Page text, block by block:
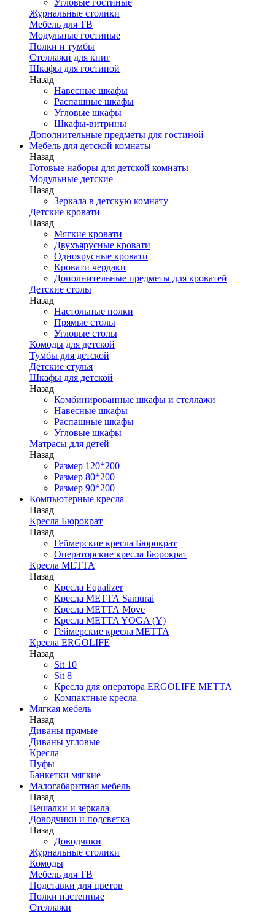
Угловые гостиные
Журнальные столики
Мебель для ТВ
Модульные гостиные
Полки и тумбы
Стеллажи для книг
Шкафы для гостиной
Назад
Навесные шкафы
Распашные шкафы
Угловые шкафы
Шкафы-витрины
Дополнительные предметы для гостиной
Мебель для детской комнаты
Назад
Готовые наборы для детской комнаты
Модульные детские
Назад
Зеркала в детскую комнату
Детские кровати
Назад
Мягкие кровати
Двухъярусные кровати
Одноярусные кровати
Кровати чердаки
Дополнительные предметы для кроватей
Детские столы
Назад
Настольные полки
Прямые столы
Угловые столы
Комоды для детской
Тумбы для детской
Детские стулья
Шкафы для детской
Назад
Комбинированные шкафы и стеллажи
Навесные шкафы
Распашные шкафы
Угловые шкафы
Матрасы для детей
Назад
Размер 120*200
Размер 80*200
Размер 90*200
Компьютерные кресла
Назад
Кресла Бюрократ
Назад
Геймерские кресла Бюрократ
Операторские кресла Бюрократ
Кресла МЕТТА
Назад
Кресла Equalizer
Кресла МЕТТА Samurai
Кресла МЕТТА Move
Кресла METTA YOGA (Y)
Геймерские кресла МЕТТА
Кресла ERGOLIFE
Назад
Sit 10
Sit 8
Кресла для оператора ERGOLIFE МЕТТА
Компактные кресла
Мягкая мебель
Назад
Диваны прямые
Диваны угловые
Кресла
Пуфы
Банкетки мягкие
Малогабаритная мебель
Назад
Вешалки и зеркала
Доводчики и подсветка
Назад
Доводчики
Журнальные столики
Комоды
Мебель для ТВ
Подставки для цветов
Полки настенные
Стеллажи